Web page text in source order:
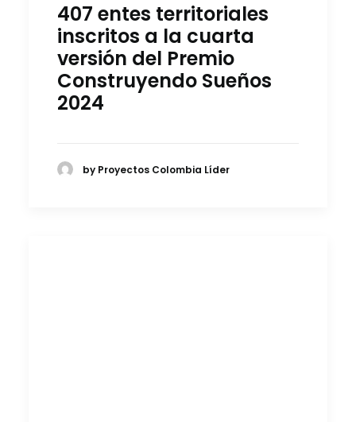
407 entes territoriales
inscritos a la cuarta
versión del Premio
Construyendo Sueños
2024
by Proyectos Colombia Líder